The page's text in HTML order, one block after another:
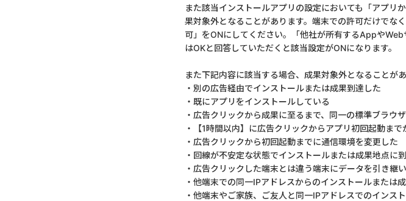
また該当インストールアプリの設定においても「アプリ
果対象外となることがあります。端末での許可だけでな
可」をONにしてください。「他社が所有するAppや
はOKと回答していただくと該当設定がONになります。
また下記内容に該当する場合、成果対象外となることがあ
・別の広告経由でインストールまたは成果到達した
・既にアプリをインストールしている
・広告クリックから成果に至るまで、同一の標準ブラウ
・【1時間以内】に広告クリックからアプリ初回起動まで
・広告クリックから初回起動までに通信環境を変更した
・回線が不安定な状態でインストールまたは成果地点に
・広告クリックした端末とは違う端末にデータを引き継
・他端末での同一IPアドレスからのインストールまたは
・他端末やご家族、ご友人と同一IPアドレスでのインス